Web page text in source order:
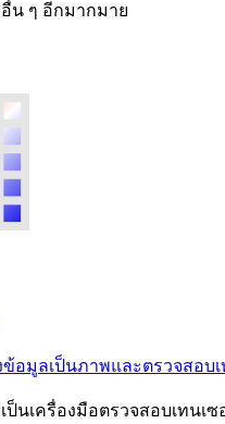
น ๆ อีกมากมาย
ข้อมูลเป็นภาพและตรวจสอบเ
ป็นเครื่องมือตรวจสอบเทนเ